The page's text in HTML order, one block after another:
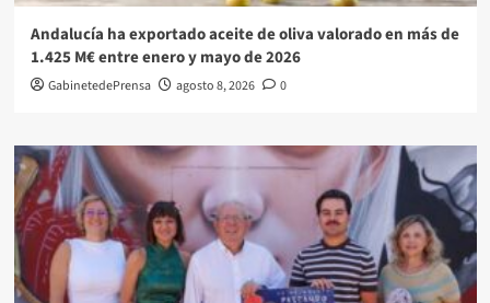
Andalucía ha exportado aceite de oliva valorado en más de
1.425 M€ entre enero y mayo de 2026
GabinetedePrensa agosto 8, 2026 0